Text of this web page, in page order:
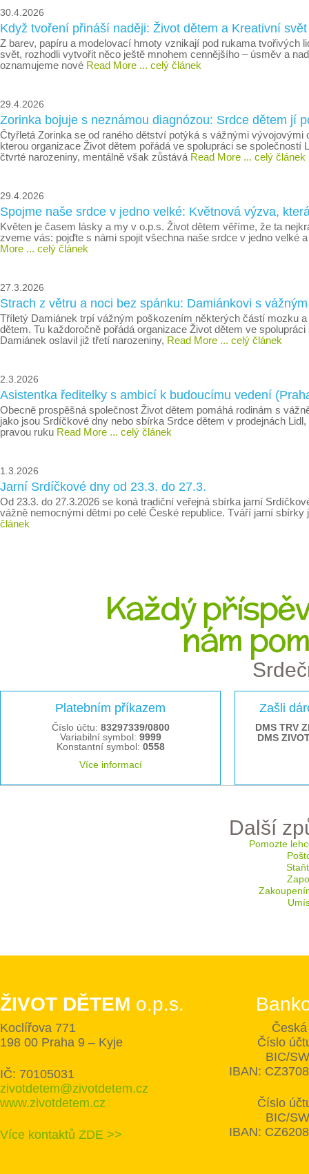
30.4.2026
Když tvoření přináší naději: Život dětem a Kreativní
Z barev, papíru a modelovací hmoty vznikají pod rukama tvořivých
svět, rozhodli vytvořit něco ještě mnohem cennějšího – úsměv a
oznamujeme nové Read More ... celý článek
29.4.2026
Zorinka bojuje s neznámou diagnózou: Srdce dětem jí
Čtyřletá Zorinka se od raného dětství potýká s vážnými
kterou organizace Život dětem pořádá ve spolupráci se
čtvrté narozeniny, mentálně však zůstává Read More ... celý článek
29.4.2026
Spojme naše srdce v jedno velké: Květnová výzva,
Květen je časem lásky a my v o.p.s. Život dětem věříme, že ta
zveme vás: pojďte s námi spojit všechna naše srdce v jedno
More ... celý článek
27.3.2026
Strach z větru a noci bez spánku: Damiánkovi s
Tříletý Damiánek trpí vážným poškozením některých částí mozku
dětem. Tu každoročně pořádá organizace Život dětem ve
Damiánek oslavil již třetí narozeniny, Read More ... celý článek
2.3.2026
Asistentka ředitelky s ambicí k budoucímu vedení
Obecně prospěšná společnost Život dětem pomáhá rodinám s
jako jsou Srdíčkové dny nebo sbírka Srdce dětem v prodejnách
pravou ruku Read More ... celý článek
1.3.2026
Jarní Srdíčkové dny od 23.3. do 27.3.
Od 23.3. do 27.3.2026 se koná tradiční veřejná sbírka jarní
vážně nemocnými dětmi po celé České republice. Tváří jarní
článek
Každý
nám
Platebním příkazem
Číslo účtu: 83297339/0800
Variabilní symbol: 9999
Konstantní symbol: 0558
Více informací
Zašli
DMS TRV
DMS
Další
Pomozte
ŽIVOT DĚTEM o.p.s.
Koclířova 771
198 00 Praha 9 – Kyje
IČ: 70105031
zivotdetem@zivotdetem.cz
www.zivotdetem.cz
Více kontaktů ZDE >>
Číslo
BIC/
IBAN:
Číslo
BIC/
IBAN: